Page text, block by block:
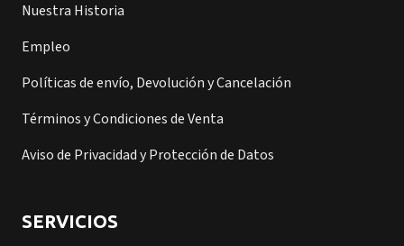
Nuestra Historia
Empleo
Políticas de envío, Devolución y Cancelación
Términos y Condiciones de Venta
Aviso de Privacidad y Protección de Datos
SERVICIOS